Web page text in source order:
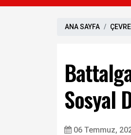
ANA SAYFA ÇEVRE
Sosyal
06 Temmuz,